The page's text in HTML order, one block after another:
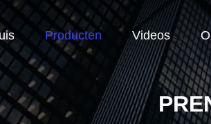
Producten Videos